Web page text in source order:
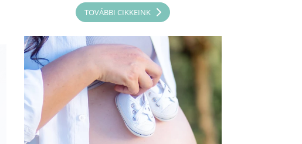
TOVÁBBI CIKKEINK